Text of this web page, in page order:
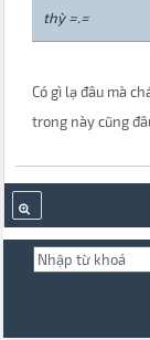
thỳ =.=
Có gì lạ đâu mà
trong này cũng